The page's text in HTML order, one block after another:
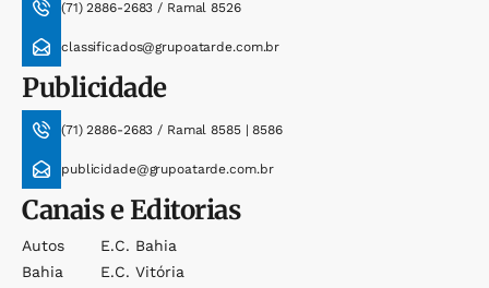
(71) 2886-2683 / Ramal 8526
classificados@grupoatarde.com.br
Publicidade
(71) 2886-2683 / Ramal 8585 | 8586
publicidade@grupoatarde.com.br
Canais e Editorias
Autos
Bahia
E.c. Bahia
E.c. Vitória